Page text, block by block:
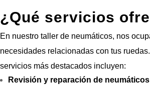
¿Qué servicios
En nuestro taller de neumáticos, nos
necesidades relacionadas con tus
servicios más destacados incluyen:
Revisión y reparación de